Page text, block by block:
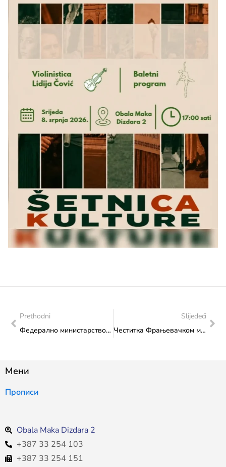
Prethodni
Федерално министарство културе и спорта представља Подцаст „Кораци наслијеђа“ у сриједу, 8. 7. 2026. године у 11 сати на Yоутубе каналу Федералног министарства културе и спорта
Slijedeći
Честитка Фрањевачком музеју Томиславград поводом “Дана св. Николе Тавелића”
Мени
Прописи
Obala Maka Dizdara 2
+387 33 254 103
+387 33 254 151